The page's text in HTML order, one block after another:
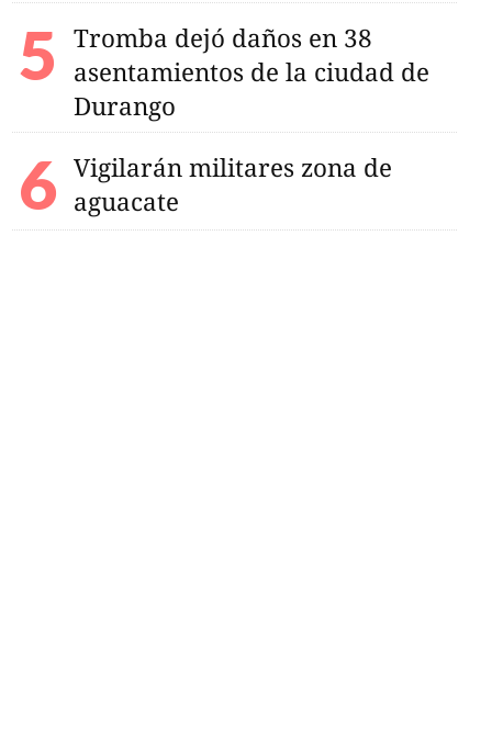
Tromba dejó daños en 38
asentamientos de la ciudad de
Durango
Vigilarán militares zona de
aguacate